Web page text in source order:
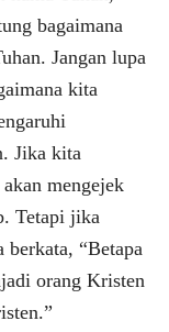
bagaimana
Jangan lupa
kita
Jika kita
mengejek
Tetapi jika
“Betapa
orang Kristen